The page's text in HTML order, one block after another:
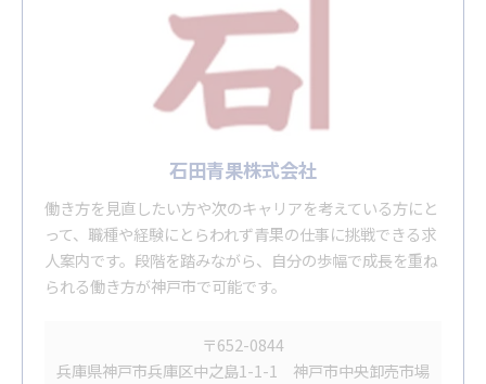
石田青果株式会社
働き方を見直したい方や次のキャリアを考えている方にと
って、職種や経験にとらわれず青果の仕事に挑戦できる求
人案内です。段階を踏みながら、自分の歩幅で成長を重ね
られる働き方が神戸市で可能です。
〒652-0844
兵庫県神戸市兵庫区中之島1-1-1 神戸市中央卸売市場